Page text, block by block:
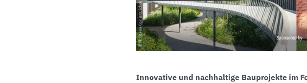
Innovative und nachhaltige Bauprojekte im